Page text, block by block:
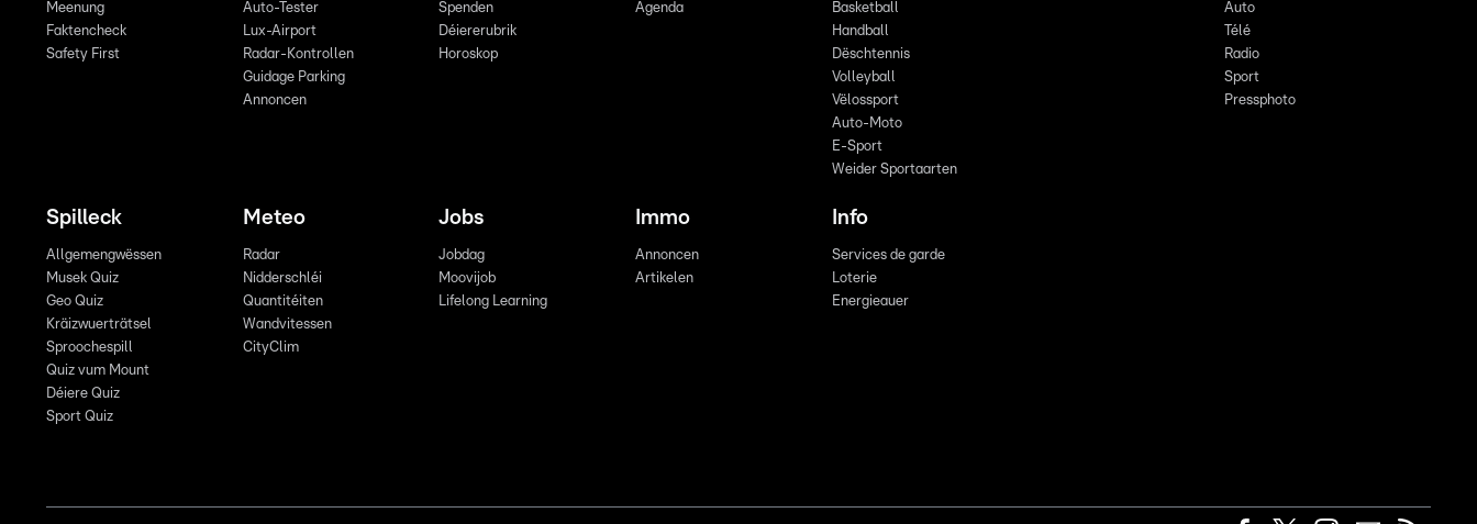
Meenung
Faktencheck
Safety First
Auto-Tester
Lux-Airport
Radar-Kontrollen
Guidage Parking
Annoncen
Spenden
Déiererubrik
Horoskop
Agenda
Basketball
Handball
Dëschtennis
Volleyball
Vëlossport
Auto-Moto
E-Sport
Weider Sportaarten
Auto
Télé
Radio
Sport
Pressphoto
Spilleck
Allgemengwëssen
Musek Quiz
Geo Quiz
Kräizwuerträtsel
Sproochespill
Quiz vum Mount
Déiere Quiz
Sport Quiz
Meteo
Radar
Nidderschléi
Quantitéiten
Wandvitessen
CityClim
Jobs
Jobdag
Moovijob
Lifelong Learning
Immo
Annoncen
Artikelen
Info
Services de garde
Loterie
Energieauer